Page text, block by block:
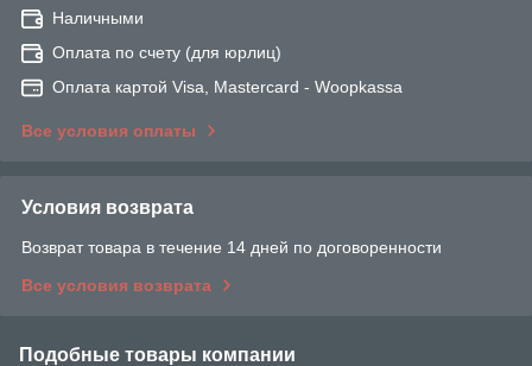
Наличными
Оплата по счету (для юрлиц)
Оплата картой Visa, Mastercard - Woopkassa
Все условия оплаты
Условия возврата
Возврат товара в течение 14 дней по договоренности
Все условия возврата
Подобные товары компании